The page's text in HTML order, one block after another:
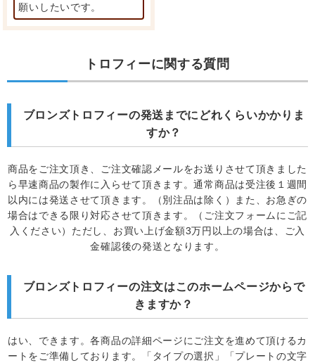
願いしたいです。
トロフィーに関する質問
ブロンズトロフィーの発送までにどれくらいかかりま
すか？
商品をご注文頂き、ご注文確認メールをお送りさせて頂きました
ら早速商品の製作に入らせて頂きます。通常商品は受注後１週間
以内には発送させて頂きます。（別注品は除く）また、お急ぎの
場合はできる限り対応させて頂きます。（ご注文フォームにご記
入ください）ただし、お買い上げ金額3万円以上の場合は、ご入
金確認後の発送となります。
ブロンズトロフィーの注文はこのホームページからで
きますか？
はい、できます。各商品の詳細ページにご注文を進めて頂けるカ
ートをご準備しております。「タイプの選択」「プレートの文字